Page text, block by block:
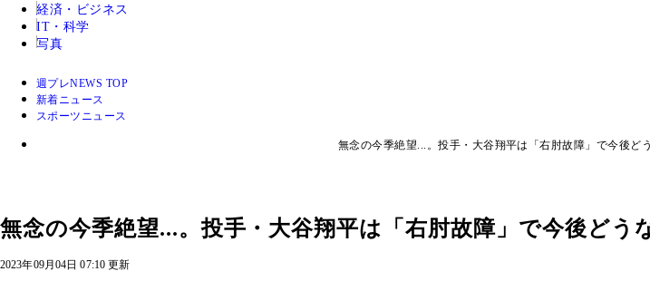
経済・ビジネス
IT・科学
写真
週プレNEWS TOP
新着ニュース
スポーツニュース
無念の今季絶望...。投手・大谷翔平は「右肘故障」で今後ど
無念の今季絶望...。投手・大谷翔平は「右肘故障」で今後どう
2023年09月04日 07:10 更新